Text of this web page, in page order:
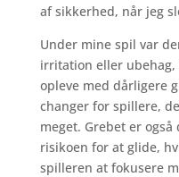
af sikkerhed, når jeg
Under mine spil var
irritation eller ubehag,
opleve med dårligere
changer for spillere,
meget. Grebet er
risikoen for at glide,
spilleren at fokusere